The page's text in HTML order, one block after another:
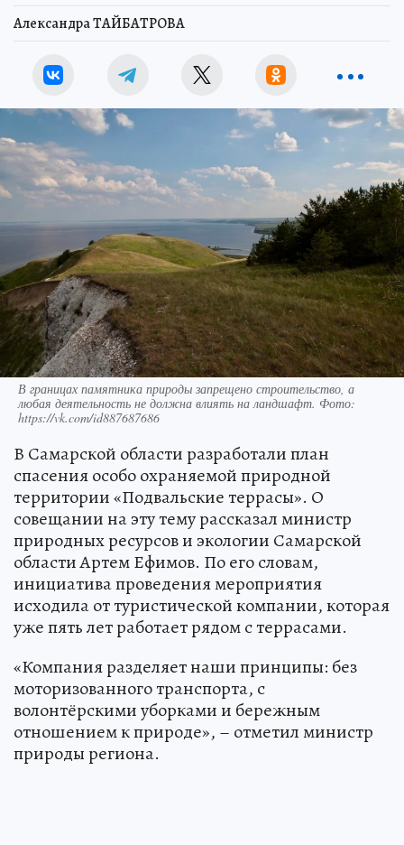
Александра ТАЙБАТРОВА
В границах памятника природы запрещено строительство, а
любая деятельность не должна влиять на ландшафт. Фото:
https://vk.com/id887687686
В Самарской области разработали план
спасения особо охраняемой природной
территории «Подвальские террасы». О
совещании на эту тему рассказал министр
природных ресурсов и экологии Самарской
области Артем Ефимов. По его словам,
инициатива проведения мероприятия
исходила от туристической компании, которая
уже пять лет работает рядом с террасами.
«Компания разделяет наши принципы: без
моторизованного транспорта, с
волонтёрскими уборками и бережным
отношением к природе», – отметил министр
природы региона.